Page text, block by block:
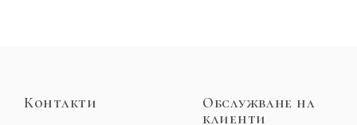
Контакти
Обслужване на
клиенти